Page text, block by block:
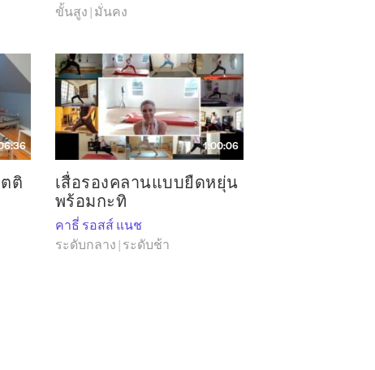
าย รวมถึง: The Red Thread®, The Add
และ The Red Thread® ofPilates The
Integrated System and Variations ofPilates
Variations ofPilates The High Chair© ได้รับ
เดินทางไปทั่วโลกPilates เมื่อไม่นานมานี้
Ranch และจัดโปรแกรมอบรมครู
โปรแกรมนี้เหมาะสำหรับครูที่ได้รับการ
ะยุกต์ใช้วิธีการสอน แคทรินเป็นผู้สร้าง
@redthreadranch_krn
ขั้นสูง | มั่นคง
ติ
1:00:06
เสื่อรองคลานแบบยืดหยุ่น
พร้อมกะทิ
คาธี่ รอสส์ แนช
ระดับกลาง | ระดับช้า